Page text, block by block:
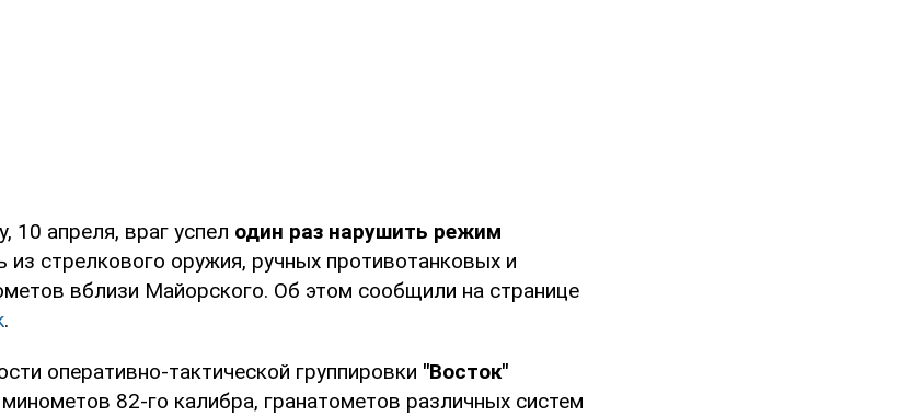
10 апреля, враг успел один раз нарушить режим
из стрелкового оружия, ручных противотанковых и
вблизи Майорского. Об этом сообщили на странице
.
оперативно-тактической группировки "Восток"
82-го калибра, гранатометов различных систем